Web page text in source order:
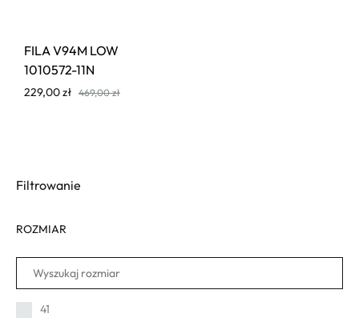
FILA V94M LOW
1010572-11N
229,00zł 469,00zł
Filtrowanie
ROZMIAR
41